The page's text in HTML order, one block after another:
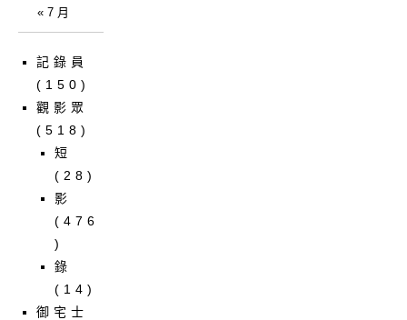
« 7 月
記錄員
(150)
觀影眾
(518)
短
(28)
影
(476
)
錄
(14)
御宅士